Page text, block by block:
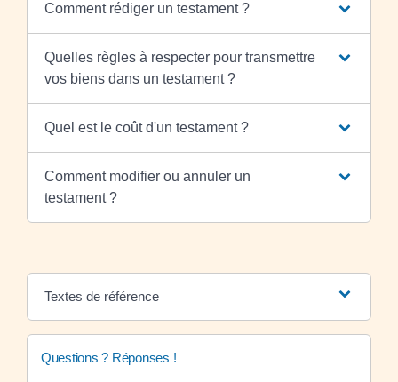
Comment rédiger un testament ?
Quelles règles à respecter pour transmettre
vos biens dans un testament ?
Quel est le coût d'un testament ?
Comment modifier ou annuler un
testament ?
Textes de référence
Questions ? Réponses !